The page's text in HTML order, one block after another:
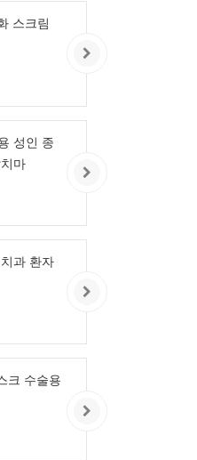
스크림
성인 종
마
과 환자
크 수술용